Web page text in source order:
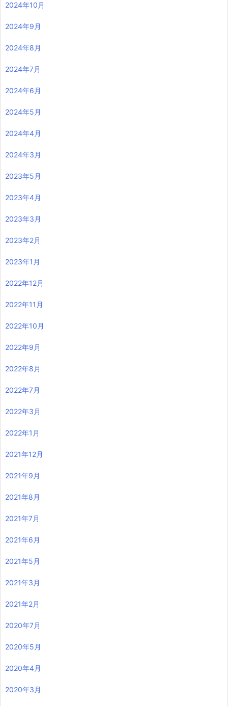
2024年10月
2024年9月
2024年8月
2024年7月
2024年6月
2024年5月
2024年4月
2024年3月
2023年5月
2023年4月
2023年3月
2023年2月
2023年1月
2022年12月
2022年11月
2022年10月
2022年9月
2022年8月
2022年7月
2022年3月
2022年1月
2021年12月
2021年9月
2021年8月
2021年7月
2021年6月
2021年5月
2021年3月
2021年2月
2020年7月
2020年5月
2020年4月
2020年3月